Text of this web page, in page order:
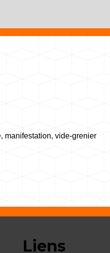
manifestation, vide-grenier
Liens